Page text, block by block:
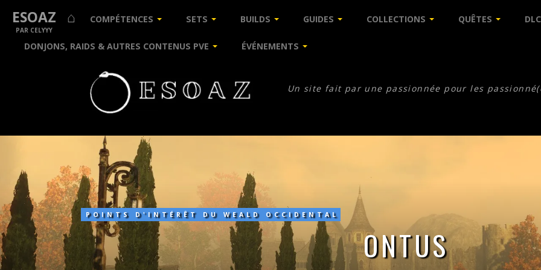
Un site fait par une passionnée pour les
ESOAZ ⌂
PAR CELYYY
COMPÉTENCES SETS BUILDS GUIDES COLLECTIONS QUÊTES
DONJONS, RAIDS & AUTRES CONTENUS PVE ÉVÉNEMENTS
POINTS D'INTÉRÊT DU WEALD OCCIDENTAL
ONTUS